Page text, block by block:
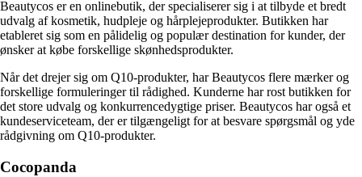
Beautycos er en onlinebutik, der specialiserer sig i at tilbyde et bredt
udvalg af kosmetik, hudpleje og hårplejeprodukter. Butikken har
etableret sig som en pålidelig og populær destination for kunder, der
ønsker at købe forskellige skønhedsprodukter.
Når det drejer sig om Q10-produkter, har Beautycos flere mærker og
forskellige formuleringer til rådighed. Kunderne har rost butikken for
det store udvalg og konkurrencedygtige priser. Beautycos har også et
kundeserviceteam, der er tilgængeligt for at besvare spørgsmål og yde
rådgivning om Q10-produkter.
Cocopanda